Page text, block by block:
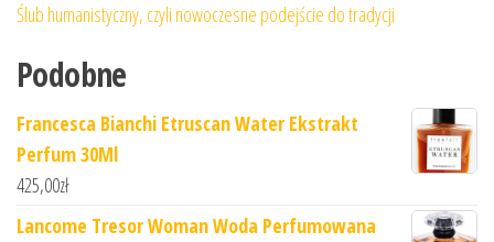
Ślub humanistyczny, czyli nowoczesne podejście do tradycji
Podobne
Francesca Bianchi Etruscan Water Ekstrakt
Perfum 30Ml
425,00zł
Lancome Tresor Woman Woda Perfumowana